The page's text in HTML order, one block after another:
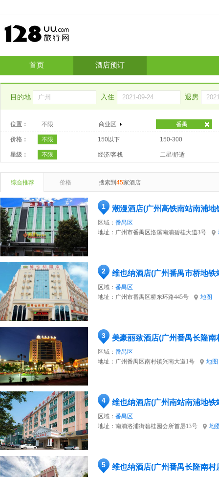
首页 酒店预订
目的地 入住 退房
位置： 不限 商业区 番禺
价格： 不限 150以下 150-300
星级： 不限 经济/客栈 二星/舒适
综合推荐 价格 搜索到 45家酒店
1 潮漫酒店(广州高铁南站南浦地
区域： 番禺区
地址： 广州市番禺区洛溪南浦碧桂大道3号
2 维也纳酒店(广州番禺市桥地铁
区域： 番禺区
地址： 广州市番禺区桥东环路445号 地图
3 美豪丽致酒店(广州番禺长隆南
区域： 番禺区
地址： 广州番禺区南村镇兴南大道1号 地图
4 维也纳酒店(广州南站南浦地铁
区域： 番禺区
地址： 南浦洛浦街碧桂园会所首层13号 地
5 维也纳酒店(广州番禺长隆南村